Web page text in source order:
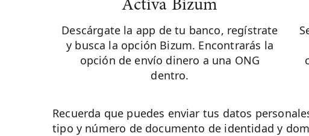
Activa Bizum
Descárgate la app de tu banco, regístrate
y busca la opción Bizum. Encontrarás la
opción de envío dinero a una ONG
dentro.
Recuerda que puedes enviar tus datos
tipo y número de documento de identidad y